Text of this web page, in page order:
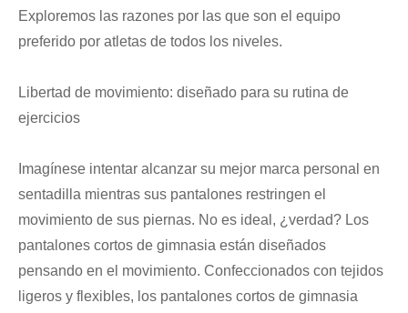
Exploremos las razones por las que son el equipo
preferido por atletas de todos los niveles.
Libertad de movimiento: diseñado para su rutina de
ejercicios
Imagínese intentar alcanzar su mejor marca personal en
sentadilla mientras sus pantalones restringen el
movimiento de sus piernas. No es ideal, ¿verdad? Los
pantalones cortos de gimnasia están diseñados
pensando en el movimiento. Confeccionados con tejidos
ligeros y flexibles, los pantalones cortos de gimnasia